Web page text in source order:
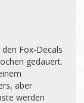
Fox-Decals
gedauert.
aber
werden